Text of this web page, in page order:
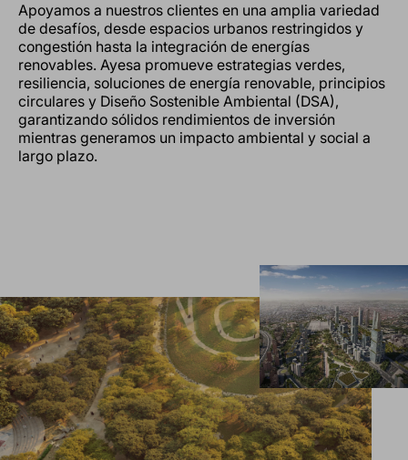
Apoyamos a nuestros clientes en una amplia variedad
de desafíos, desde espacios urbanos restringidos y
congestión hasta la integración de energías
renovables. Ayesa promueve estrategias verdes,
resiliencia, soluciones de energía renovable, principios
circulares y Diseño Sostenible Ambiental (DSA),
garantizando sólidos rendimientos de inversión
mientras generamos un impacto ambiental y social a
largo plazo.